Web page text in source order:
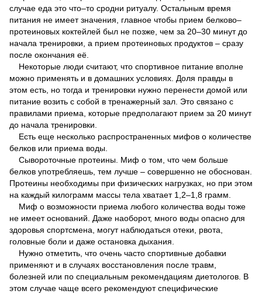
случае еда это что–то сродни ритуалу. Остальным время
питания не имеет значения, главное чтобы прием белково–
протеиновых коктейлей был не позже, чем за 20–30 минут до
начала тренировки, а прием протеиновых продуктов – сразу
после окончания её.
Некоторые люди считают, что спортивное питание вполне
можно применять и в домашних условиях. Доля правды в
этом есть, но тогда и тренировки нужно перенести домой или
питание возить с собой в тренажерный зал. Это связано с
правилами приема, которые предполагают прием за 20 минут
до начала тренировки.
Есть еще несколько распространенных мифов о количестве
белков или приема воды.
Сывороточные протеины. Миф о том, что чем больше
белков употребляешь, тем лучше – совершенно не обоснован.
Протеины необходимы при физических нагрузках, но при этом
на каждый килограмм массы тела хватает 1,2–1,8 грамм.
Миф о возможности приема любого количества воды тоже
не имеет оснований. Даже наоборот, много воды опасно для
здоровья спортсмена, могут наблюдаться отеки, рвота,
головные боли и даже остановка дыхания.
Нужно отметить, что очень часто спортивные добавки
применяют и в случаях восстановления после травм,
болезней или по специальным рекомендациям диетологов. В
этом случае чаще всего рекомендуют специфические